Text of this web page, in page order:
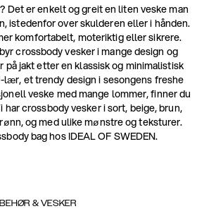
Det er enkelt og greit en liten veske man
istedenfor over skulderen eller i hånden.
komfortabelt, moteriktig eller sikrere.
crossbody vesker i mange design og
på jakt etter en klassisk og minimalistisk
lær, et trendy design i sesongens freshe
veske med mange lommer, finner du
har crossbody vesker i sort, beige, brun,
og med ulike mønstre og teksturer.
bag hos IDEAL OF SWEDEN.
& VESKER